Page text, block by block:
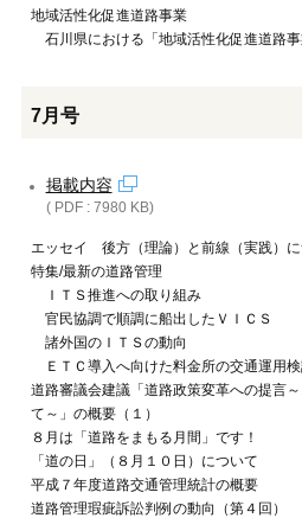
地域活性化促進道路事業
石川県における「地域活性化促進道路事
7月号
掲載内容
( PDF : 7980 KB)
エッセイ 後方（理論）と前線（実践）
特集/最新の道路管理
ＩＴＳ推進への取り組み
官民協調で順調に船出したＶＩＣＳ
諸外国のＩＴＳの動向
ＥＴＣ導入へ向けた料金所の交通運用
道路審議会建議「道路政策変革への提言
て～」の概要（１）
８月は「道路をまもる月間」です！
「道の日」（８月１０日）について
平成７年度道路交通管理統計の概要
道路管理瑕疵訴訟判例の動向（第４回）